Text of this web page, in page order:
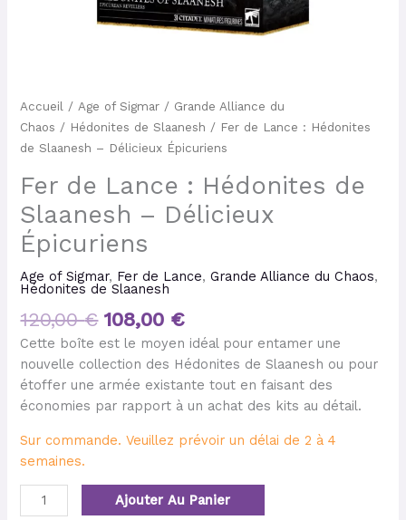
Accueil /Age of Sigmar / Grande Alliance du
Chaos / Hédonites de Slaanesh / Fer de Lance : Hédonites
de Slaanesh – Délicieux Épicuriens
Fer de Lance : Hédonites de
Slaanesh – Délicieux
Épicuriens
Age of Sigmar, Fer de Lance,Grande Alliance du Chaos,
Hédonites de Slaanesh
120,00€ 108,00 €
Cette boîte est le moyen idéal pour entamer une
nouvelle collection des Hédonites de Slaanesh ou pour
étoffer une armée existante tout en faisant des
économies par rapport à un achat des kits au détail.
Sur commande. Veuillez prévoir un délai de 2 à 4
semaines.
Ajouter Au Panier